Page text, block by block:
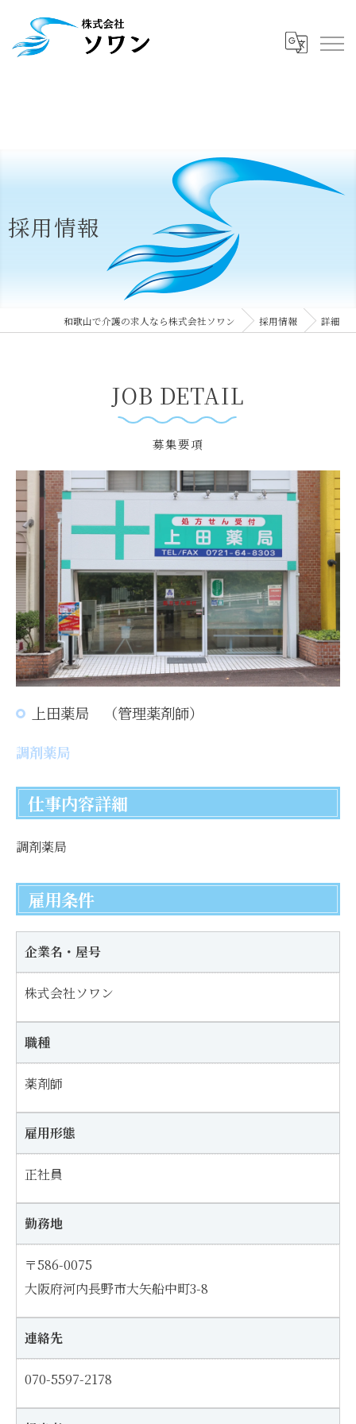
採用情報
和歌山で介護の求人なら株式会社ソワン 採用情報 詳細
募集要項
JOB DETAIL
上田薬局 （管理薬剤師）
調剤薬局
仕事内容詳細
調剤薬局
雇用条件
企業名・屋号
株式会社ソワン
職種
薬剤師
雇用形態
正社員
勤務地
〒586-0075
大阪府河内長野市大矢船中町3-8
連絡先
070-5597-2178